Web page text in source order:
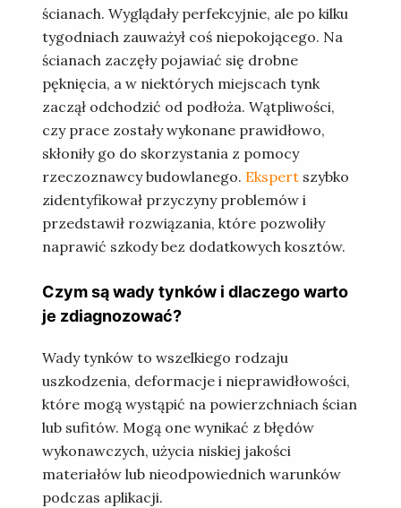
ścianach. Wyglądały perfekcyjnie, ale po kilku
tygodniach zauważył coś niepokojącego. Na
ścianach zaczęły pojawiać się drobne
pęknięcia, a w niektórych miejscach tynk
zaczął odchodzić od podłoża. Wątpliwości,
czy prace zostały wykonane prawidłowo,
skłoniły go do skorzystania z pomocy
rzeczoznawcy budowlanego. Ekspertszybko
zidentyfikował przyczyny problemów i
przedstawił rozwiązania, które pozwoliły
naprawić szkody bez dodatkowych kosztów.
Czym są wady tynków i dlaczego warto
je zdiagnozować?
Wady tynków to wszelkiego rodzaju
uszkodzenia, deformacje i nieprawidłowości,
które mogą wystąpić na powierzchniach ścian
lub sufitów. Mogą one wynikać z błędów
wykonawczych, użycia niskiej jakości
materiałów lub nieodpowiednich warunków
podczas aplikacji.